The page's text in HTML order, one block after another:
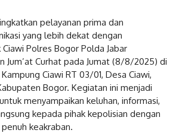
pelayanan prima dan
yang lebih dekat dengan
Polres Bogor Polda Jabar
Jum’at Curhat pada Jumat (8/8/2025) di
Ciawi RT 03/01, Desa Ciawi,
Bogor. Kegiatan ini menjadi
menyampaikan keluhan, informasi,
kepada pihak kepolisian dengan
keakraban.